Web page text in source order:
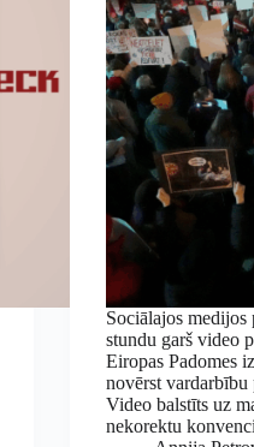
Sociālajos
stundu garš video
Eiropas Padomes
novērst vardarbību
Video balstīts uz
nekorektu